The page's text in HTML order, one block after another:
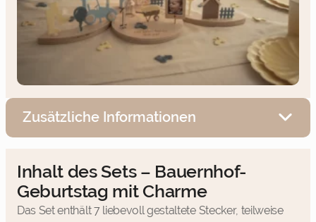
Zusätzliche Informationen
Inhalt des Sets – Bauernhof-
Geburtstag mit Charme
Das Set enthält 7 liebevoll gestaltete Stecker, teilweise